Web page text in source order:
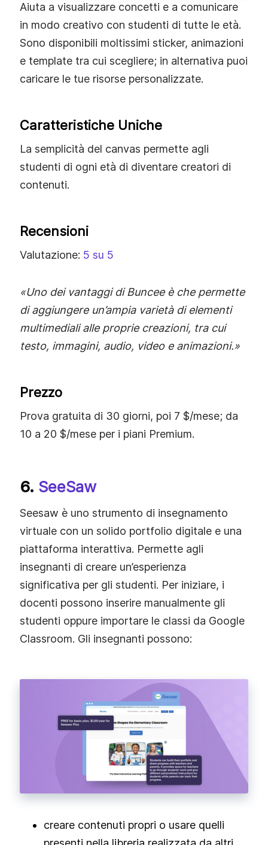
Aiuta a visualizzare concetti e a comunicare
in modo creativo con studenti di tutte le età.
Sono disponibili moltissimi sticker, animazioni
e template tra cui scegliere; in alternativa puoi
caricare le tue risorse personalizzate.
Caratteristiche Uniche
La semplicità del canvas permette agli
studenti di ogni età di diventare creatori di
contenuti.
Recensioni
Valutazione: 5 su 5
«Uno dei vantaggi di Buncee è che permette
di aggiungere un’ampia varietà di elementi
multimediali alle proprie creazioni, tra cui
testo, immagini, audio, video e animazioni.»
Prezzo
Prova gratuita di 30 giorni, poi 7 $/mese; da
10 a 20 $/mese per i piani Premium.
6. SeeSaw
Seesaw è uno strumento di insegnamento
virtuale con un solido portfolio digitale e una
piattaforma interattiva. Permette agli
insegnanti di creare un’esperienza
significativa per gli studenti. Per iniziare, i
docenti possono inserire manualmente gli
studenti oppure importare le classi da Google
Classroom. Gli insegnanti possono:
creare contenuti propri o usare quelli